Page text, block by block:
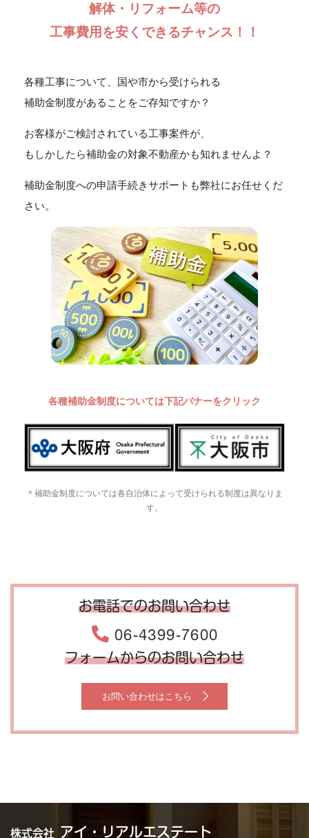
解体・リフォーム等の
工事費用を安くできるチャンス！！
各種工事について、国や市から受けられる
補助金制度があることをご存知ですか？
お客様がご検討されている工事案件が、
もしかしたら補助金の対象不動産かも知れませんよ？
補助金制度への申請手続きサポートも弊社にお任せくだ
さい。
各種補助金制度については下記バナーをクリック
＊補助金制度については各自治体によって受けられる制度は異なりま
す。
お電話でのお問い合わせ
06-4399-7600
フォームからのお問い合わせ
お問い合わせはこちら
株式会社 アイ・リアルエステート